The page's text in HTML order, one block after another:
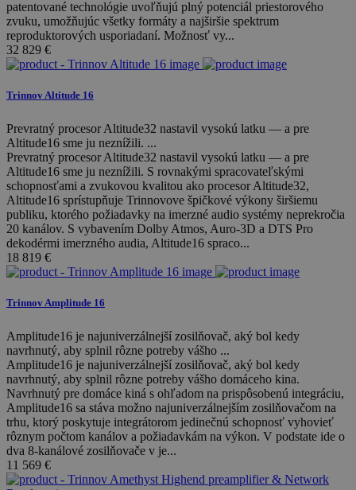
patentované technológie uvoľňujú plný potenciál priestorového
zvuku, umožňujúc všetky formáty a najširšie spektrum
reproduktorových usporiadaní. Možnosť vy...
32 829 €
Trinnov Altitude 16
Prevratný procesor Altitude32 nastavil vysokú latku — a pre
Altitude16 sme ju neznížili. ...
Prevratný procesor Altitude32 nastavil vysokú latku — a pre
Altitude16 sme ju neznížili. S rovnakými spracovateľskými
schopnosťami a zvukovou kvalitou ako procesor Altitude32,
Altitude16 sprístupňuje Trinnovove špičkové výkony širšiemu
publiku, ktorého požiadavky na imerzné audio systémy neprekročia
20 kanálov. S vybavením Dolby Atmos, Auro-3D a DTS Pro
dekodérmi imerzného audia, Altitude16 spraco...
18 819 €
Trinnov Amplitude 16
Amplitude16 je najuniverzálnejší zosilňovač, aký bol kedy
navrhnutý, aby splnil rôzne potreby vášho ...
Amplitude16 je najuniverzálnejší zosilňovač, aký bol kedy
navrhnutý, aby splnil rôzne potreby vášho domáceho kina.
Navrhnutý pre domáce kiná s ohľadom na prispôsobenú integráciu,
Amplitude16 sa stáva možno najuniverzálnejším zosilňovačom na
trhu, ktorý poskytuje integrátorom jedinečnú schopnosť vyhovieť
rôznym počtom kanálov a požiadavkám na výkon. V podstate ide o
dva 8-kanálové zosilňovače v je...
11 569 €